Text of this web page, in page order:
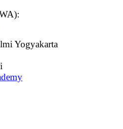
Yogyakarta